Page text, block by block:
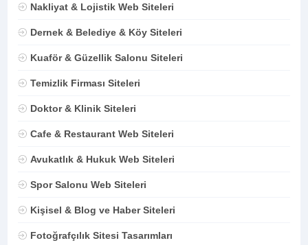
Nakliyat & Lojistik Web Siteleri
Dernek & Belediye & Köy Siteleri
Kuaför & Güzellik Salonu Siteleri
Temizlik Firması Siteleri
Doktor & Klinik Siteleri
Cafe & Restaurant Web Siteleri
Avukatlık & Hukuk Web Siteleri
Spor Salonu Web Siteleri
Kişisel & Blog ve Haber Siteleri
Fotoğrafçılık Sitesi Tasarımları